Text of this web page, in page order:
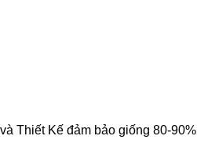
Thiết Kế đảm bảo giống 80-90%